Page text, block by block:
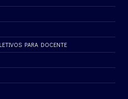
PARA DOCENTE